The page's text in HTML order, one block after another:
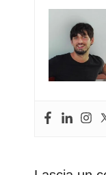
c
e
b
o
k
k
e
dI
n